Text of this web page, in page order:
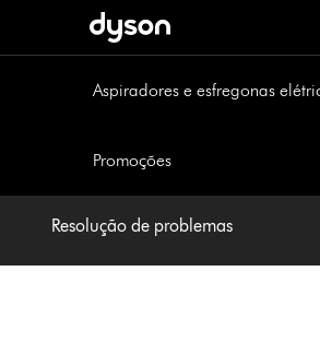
Aspiradores e esfregonas
Promoções
Resolução de problemas